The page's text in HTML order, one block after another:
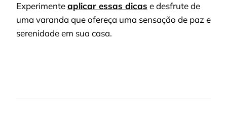
Experimenteaplicar essas dicas e desfrute de
uma varanda que ofereça uma sensação de paz e
serenidade em sua casa.